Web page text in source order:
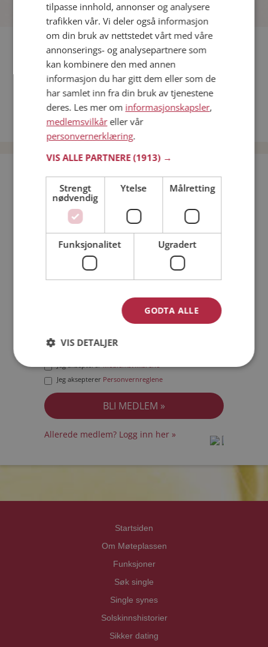
Fler single
Flere singlemenn fra Nittedal:Vidar,Hadi,Pål André
Kvinner fra Nittedal
Date kvinner i Norge
Date menn i Norge
Bli medlem gratis!
Jeg er en: Mann Kvinne
Min alder:
Jeg akseptererMedlemsvilkårene
Jeg aksepterer Personvernreglene
Allerede medlem? Logg inn her »
Startsiden
Om Møteplassen
Funksjoner
Søk single
Single synes
Solskinnshistorier
Sikker dating
tilpasse innhold, annonser og analysere
trafikken vår. Vi deler også informasjon
om din bruk av nettstedet vårt med våre
annonserings- og analysepartnere som
kan kombinere den med annen
informasjon du har gitt dem eller som de
har samlet inn fra din bruk av tjenestene
deres. Les mer om informasjonskapsler,
medlemsvilkåreller vår
personvernerklæring.
VIS ALLE PARTNERE(1913) →
Strengt
nødvendig
Ytelse Målretting
Funksjonalitet Ugradert
GODTA ALLE
VIS DETALJER